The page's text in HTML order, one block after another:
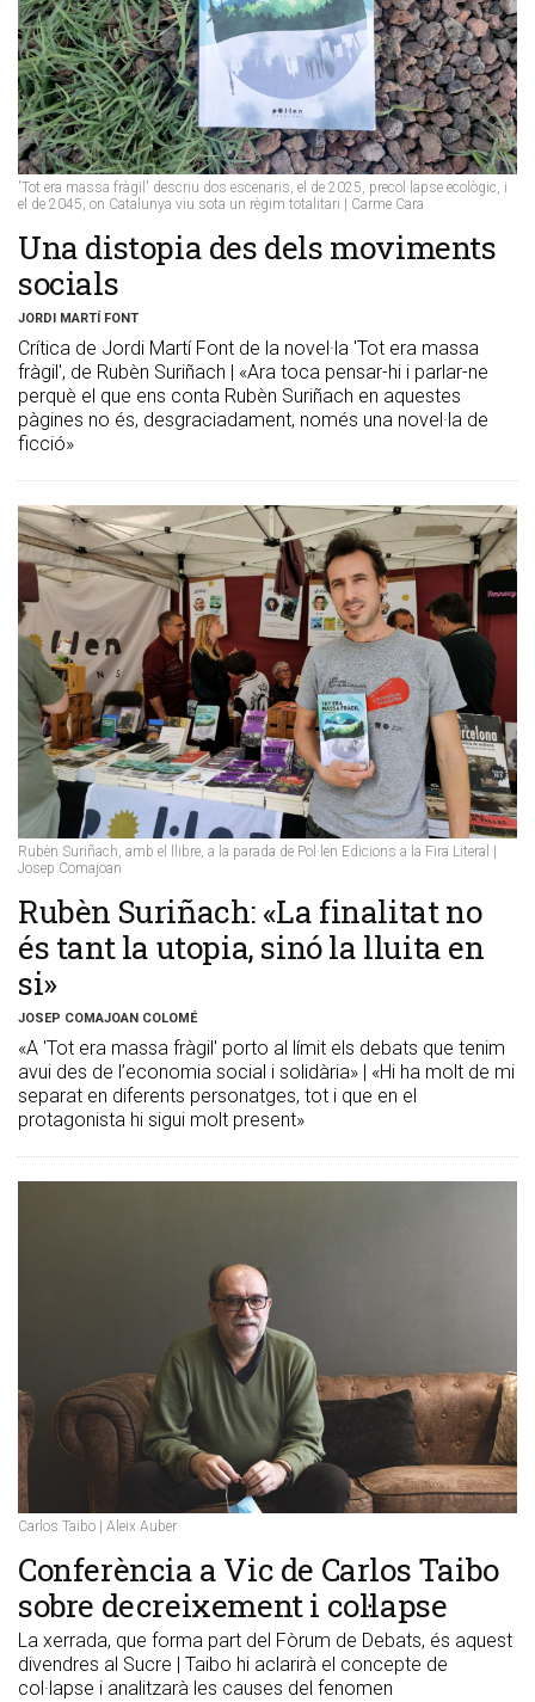
'Tot era massa fràgil' descriu dos escenaris, el de 2025, precol·lapse ecològic, i
el de 2045, on Catalunya viu sota un règim totalitari | Carme Cara
Una distopia des dels moviments
socials
JORDI MARTÍ FONT
Crítica de Jordi Martí Font de la novel·la 'Tot era massa
fràgil', de Rubèn Suriñach | «Ara toca pensar-hi i parlar-ne
perquè el que ens conta Rubèn Suriñach en aquestes
pàgines no és, desgraciadament, només una novel·la de
ficció»
Rubèn Suriñach, amb el llibre, a la parada de Pol·len Edicions a la Fira Literal |
Josep Comajoan
Rubèn Suriñach: «La finalitat no
és tant la utopia, sinó la lluita en
si»
JOSEP COMAJOAN COLOMÉ
«A 'Tot era massa fràgil' porto al límit els debats que tenim
avui des de l’economia social i solidària» | «Hi ha molt de mi
separat en diferents personatges, tot i que en el
protagonista hi sigui molt present»
Carlos Taibo | Aleix Auber
​Conferència a Vic de Carlos Taibo
sobre decreixement i col·lapse
La xerrada, que forma part del Fòrum de Debats, és aquest
divendres al Sucre | Taibo hi aclarirà el concepte de
col·lapse i analitzarà les causes del fenomen